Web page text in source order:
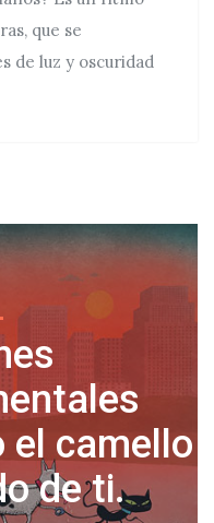
que se
de luz y oscuridad
días
mental